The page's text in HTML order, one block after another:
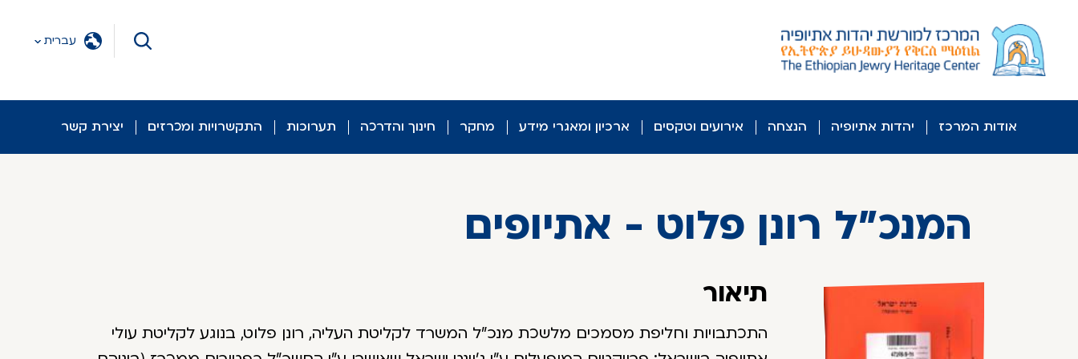
עברית
אודות המרכז יהדות אתיופיה הנצחה אירועים וטקסים ארכיון ומאגרי מידע מחקר חינוך והדרכה תערוכות התקשרויות ומכרזים יצירת קשר
המנכ"ל רונן פלוט - אתיופים
תיאור
התכתבויות וחליפת מסמכים מלשכת מנכ"ל המשרד לקליטת העליה, רונן פלוט, בנוגע לקליטת עולי